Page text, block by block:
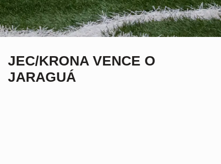
JEC/KRONA VENCE O
JARAGUÁ